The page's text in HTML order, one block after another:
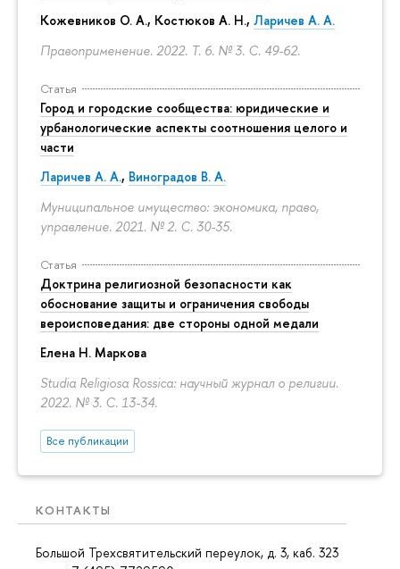
Кожевников О. А., Костюков А. Н., Ларичев А. А.
Правоприменение. 2022. Т. 6. № 3. С. 49-62.
Статья
Город и городские сообщества: юридические и
урбанологические аспекты соотношения целого и
части
Ларичев А. А., Виноградов В. А.
Муниципальное имущество: экономика, право,
управление. 2021. № 2. С. 30-35.
Статья
Доктрина религиозной безопасности как
обоснование защиты и ограничения свободы
вероисповедания: две стороны одной медали
Елена Н. Маркова
Studia Religiosa Rossica: научный журнал о религии.
2022. № 3. С. 13-34.
Все публикации
КОНТАКТЫ
Большой Трехсвятительский переулок, д. 3, каб. 323